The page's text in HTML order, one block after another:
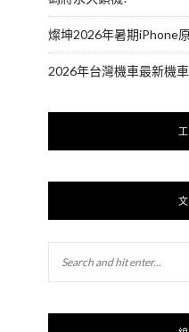
燦坤2026年暑期iPhone
2026年台灣機車最新機